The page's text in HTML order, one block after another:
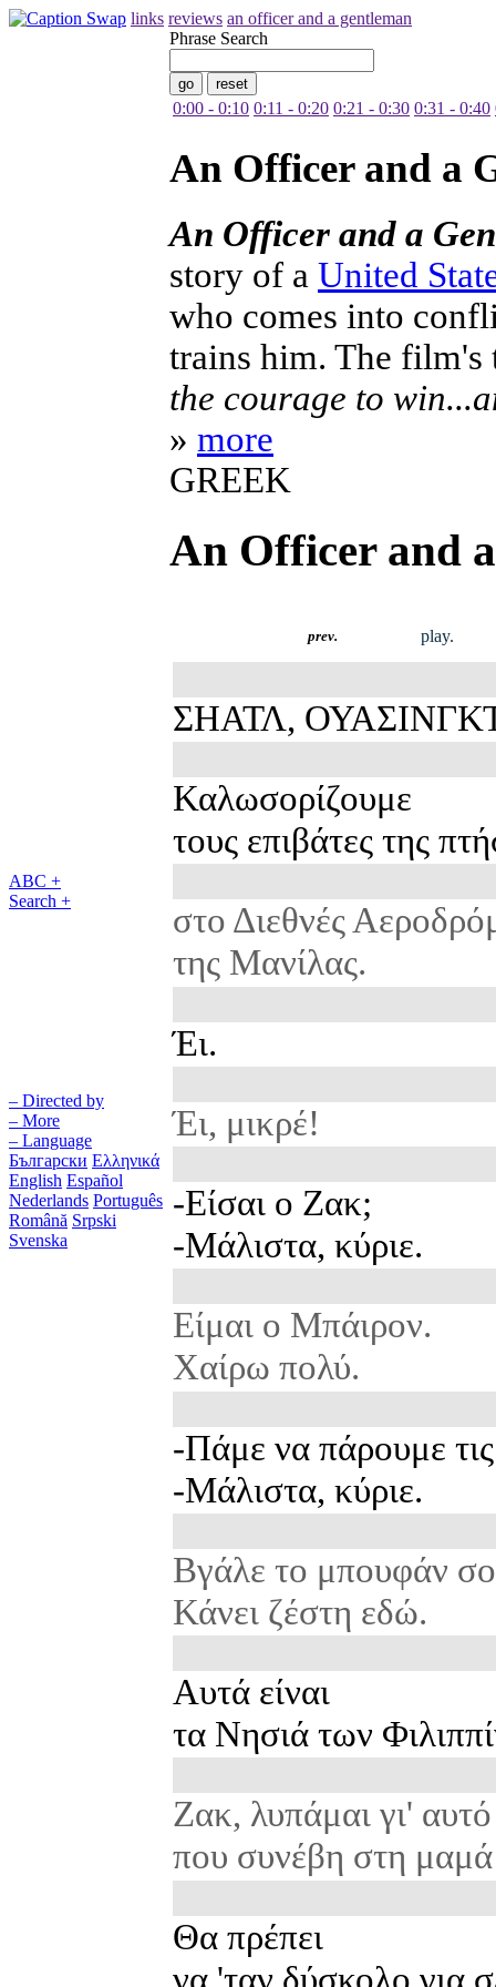
links reviews an officer and a gentleman
ABC +
Search +
– Directed by
– More
– Language
Български Ελληνικά
English Español
Nederlands Português
Română Srpski
Svenska
Phrase Search
0:00 - 0:10 0:11 - 0:20 0:21 - 0:30 0:31 - 0:40
An Officer and a
An Officer and a
story of a United
who comes into
trains him. The
the courage to
» more
GREEK
An Officer and
prev. play.
ΣΗΑΤΛ,
Καλωσορίζουμε
τους επιβάτες της
στο Διεθνές
της Μανίλας.
Έι.
Έι, μικρέ!
-Είσαι ο Ζακ;
-Μάλιστα, κύριε.
Είμαι ο Μπάιρον.
Χαίρω πολύ.
-Πάμε να πάρουμε
-Μάλιστα, κύριε.
Βγάλε το μπουφάν
Κάνει ζέστη εδώ.
Αυτά είναι
τα Νησιά των
Ζακ, λυπάμαι γι' αυτό
που συνέβη στη
Θα πρέπει
να 'ταν δύσκολο για